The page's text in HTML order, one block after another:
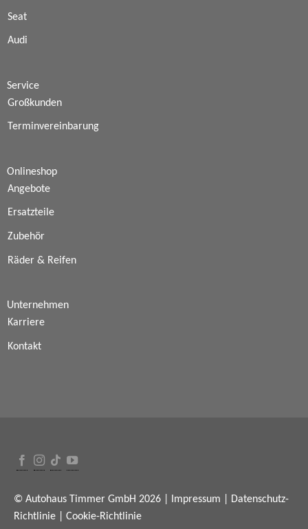
Seat
Audi
Service
Großkunden
Terminvereinbarung
Onlineshop
Angebote
Ersatzteile
Zubehör
Räder & Reifen
Unternehmen
Karriere
Kontakt
© Autohaus Timmer GmbH 2026 | Impressum
Datenschutz-
Richtlinie
Cookie-Richtlinie